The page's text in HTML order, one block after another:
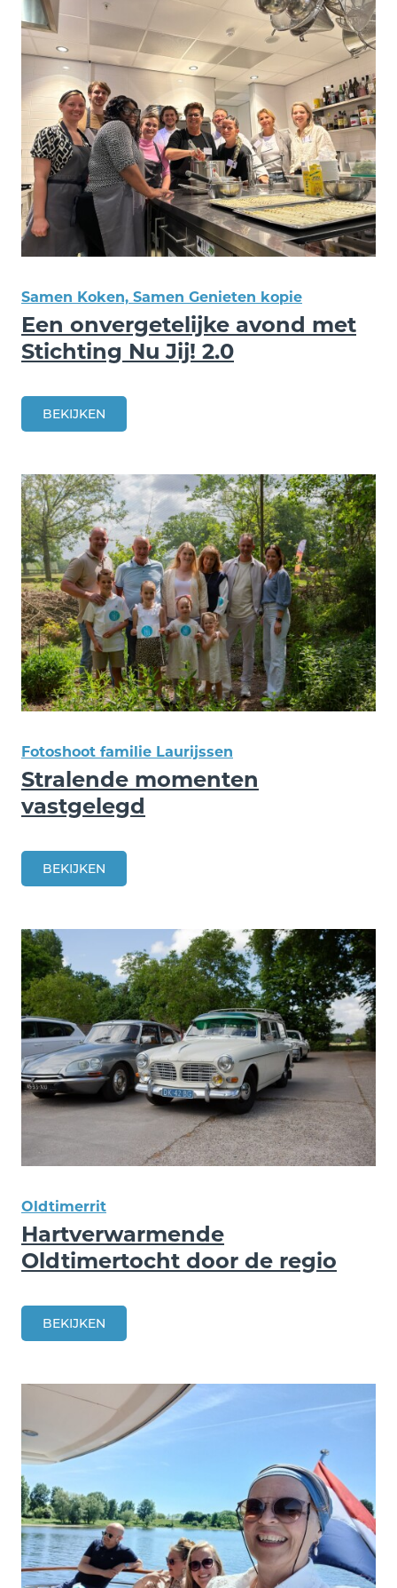
Samen Koken, Samen Genieten kopie
Een onvergetelijke avond met
Stichting Nu Jij! 2.0
BEKIJKEN
Fotoshoot familie Laurijssen
Stralende momenten
vastgelegd
BEKIJKEN
Oldtimerrit
Hartverwarmende
Oldtimertocht door de regio
BEKIJKEN